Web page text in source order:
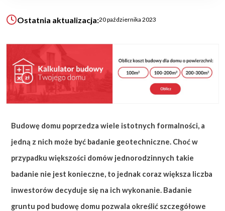
BLOG
O NAS
ZAPISZ SIĘ
Ostatnia aktualizacja:20 października 2023
Budowę domu poprzedza wiele istotnych formalności, a
jedną z nich może być badanie geotechniczne. Choć w
przypadku większości domów jednorodzinnych takie
badanie nie jest konieczne, to jednak coraz większa liczba
inwestorów decyduje się na ich wykonanie. Badanie
gruntu pod budowę domu pozwala określić szczegółowe